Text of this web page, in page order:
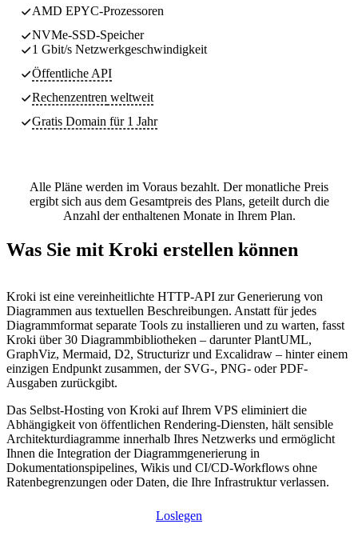
AMD EPYC-Prozessoren
NVMe-SSD-Speicher
1 Gbit/s Netzwerkgeschwindigkeit
Öffentliche API
Rechenzentren weltweit
Gratis Domain für 1 Jahr
Alle Pläne werden im Voraus bezahlt. Der monatliche Preis
ergibt sich aus dem Gesamtpreis des Plans, geteilt durch die
Anzahl der enthaltenen Monate in Ihrem Plan.
Was Sie mit Kroki erstellen können
Kroki ist eine vereinheitlichte HTTP-API zur Generierung von
Diagrammen aus textuellen Beschreibungen. Anstatt für jedes
Diagrammformat separate Tools zu installieren und zu warten, fasst
Kroki über 30 Diagrammbibliotheken – darunter PlantUML,
GraphViz, Mermaid, D2, Structurizr und Excalidraw – hinter einem
einzigen Endpunkt zusammen, der SVG-, PNG- oder PDF-
Ausgaben zurückgibt.
Das Selbst-Hosting von Kroki auf Ihrem VPS eliminiert die
Abhängigkeit von öffentlichen Rendering-Diensten, hält sensible
Architekturdiagramme innerhalb Ihres Netzwerks und ermöglicht
Ihnen die Integration der Diagrammgenerierung in
Dokumentationspipelines, Wikis und CI/CD-Workflows ohne
Ratenbegrenzungen oder Daten, die Ihre Infrastruktur verlassen.
Loslegen